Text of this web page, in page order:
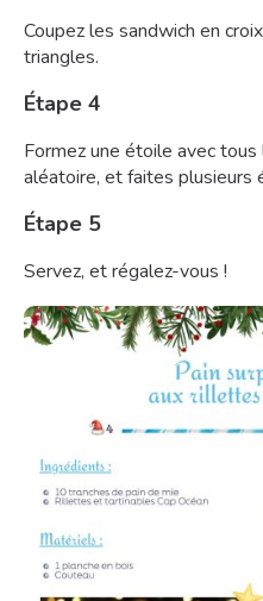
Coupez les sandwich en
triangles.
Étape 4
Formez une étoile avec
aléatoire, et faites plusieurs
Étape 5
Servez, et régalez-vous !